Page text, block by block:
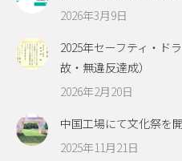
2026年3月9日
2025年セーフティ・ド
故・無違反達成）
2026年2月20日
中国工場にて文化祭を
2025年11月21日